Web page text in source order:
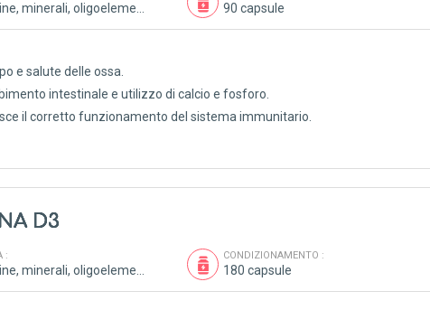
90 capsule
e salute delle ossa.
intestinale e utilizzo di calcio e fosforo.
il corretto funzionamento del sistema immunitario.
D3
: CONDIZIONAMENTO :
180 capsule